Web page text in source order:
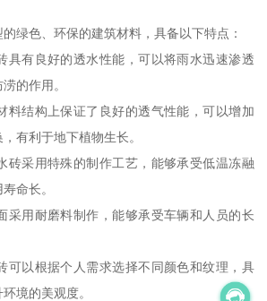
绿色、环保的建筑材料，具备以下特点：
具有良好的透水性能，可以将雨水迅速渗透
的作用。
料结构上保证了良好的透气性能，可以增加
有利于地下植物生长。
砖采用特殊的制作工艺，能够承受低温冻融
命长。
采用耐磨料制作，能够承受车辆和人员的长
可以根据个人需求选择不同颜色和纹理，具
境的美观度。